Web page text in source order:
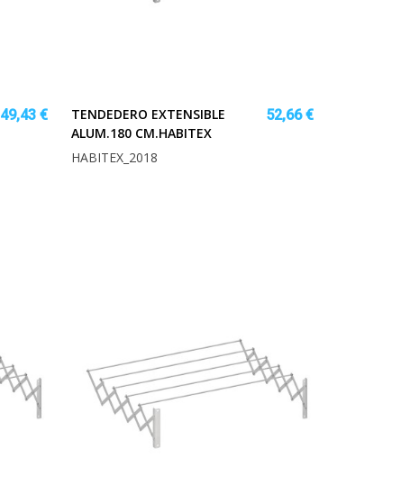
49,43 €
TENDEDERO EXTENSIBLE
ALUM.180 CM.HABITEX
52,66 €
HABITEX_2018